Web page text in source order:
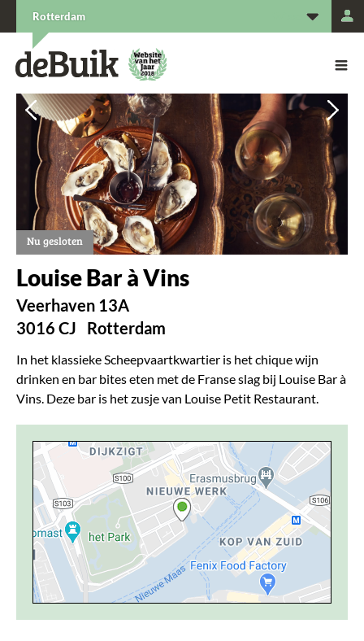
Vorige
Vorige
Nu gesloten
Louise Bar à Vins
Veerhaven 13A
3016 CJ
Rotterdam
In het klassieke Scheepvaartkwartier is het chique wijn
drinken en bar bites eten met de Franse slag bij Louise Bar à
Vins. Deze bar is het zusje van Louise Petit Restaurant.
Rotterdam
De Buik van {city: city}
De Buik